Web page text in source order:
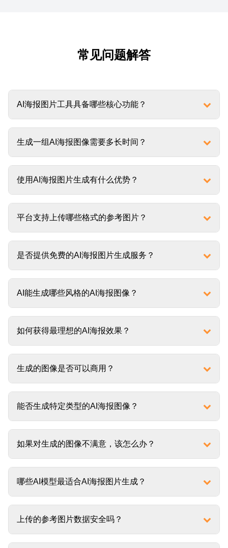
常见问题解答
AI海报图片工具具备哪些核心功能？
生成一组AI海报图像需要多长时间？
使用AI海报图片生成有什么优势？
平台支持上传哪些格式的参考图片？
是否提供免费的AI海报图片生成服务？
AI能生成哪些风格的AI海报图像？
如何获得最理想的AI海报效果？
生成的图像是否可以商用？
能否生成特定类型的AI海报图像？
如果对生成的图像不满意，该怎么办？
哪些AI模型最适合AI海报图片生成？
上传的参考图片数据安全吗？